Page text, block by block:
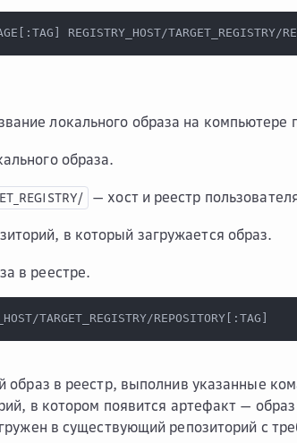
[ :TAG ] REGISTRY_HOST/TARGET_REGISTRY/
локального образа на компьютере
образа.
— хост и реестр
в который загружается образ.
в реестре.
TARGET_REGISTRY/REPOSITORY [ :TAG ]
образ в реестр, выполнив указанные
в котором появится артефакт —
в существующий репозиторий с